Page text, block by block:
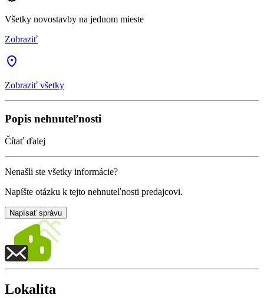
Všetky novostavby na jednom mieste
Zobraziť
Zobraziť všetky
Popis nehnuteľnosti
Čítať ďalej
Nenašli ste všetky informácie?
Napíšte otázku k tejto nehnuteľnosti predajcovi.
Napísať správu
Lokalita